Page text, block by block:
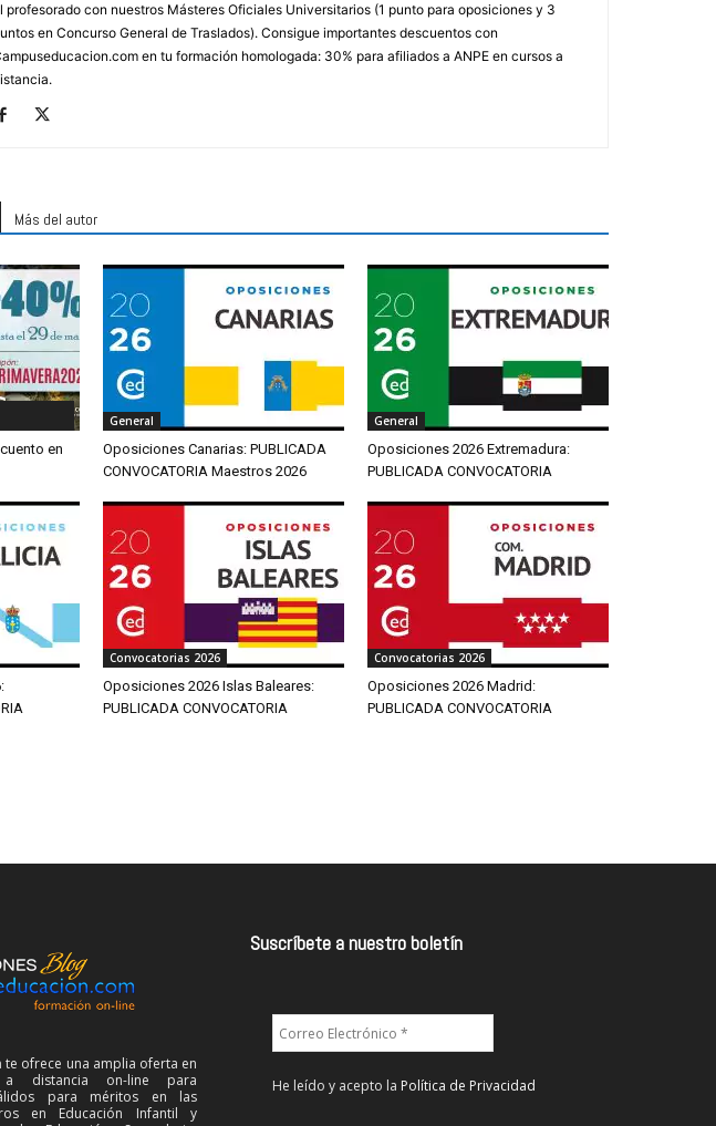
profesorado con nuestros Másteres Oficiales Universitarios (1 punto para oposiciones y 3
en Concurso General de Traslados). Consigue importantes descuentos con
en tu formación homologada: 30% para afiliados a ANPE en cursos a
Más del autor
en
General
Oposiciones Canarias: PUBLICADA
CONVOCATORIA Maestros 2026
General
Oposiciones 2026 Extremadura:
PUBLICADA CONVOCATORIA
Convocatorias 2026
Oposiciones 2026 Islas Baleares:
PUBLICADA CONVOCATORIA
Convocatorias 2026
Oposiciones 2026 Madrid:
PUBLICADA CONVOCATORIA
te ofrece una amplia oferta en
a distancia on-line para
para méritos en las
en Educación Infantil y
Suscríbete a nuestro boletín
He leído y acepto la Política de Privacidad